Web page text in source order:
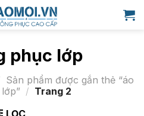
phục lớp
Sản phẩm được gắn thẻ “áo
/ Trang 2